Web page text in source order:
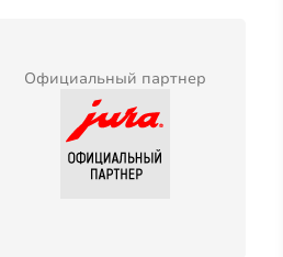
Официальный партнер